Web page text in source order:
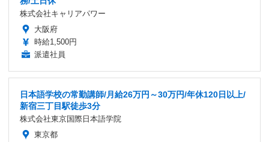
株式会社キャリアパワー
大阪府
時給1,500円
派遣社員
日本語学校の常勤講師/月給26万円～30万円/年休120日以上/
新宿三丁目駅徒歩3分
株式会社東京国際日本語学院
東京都